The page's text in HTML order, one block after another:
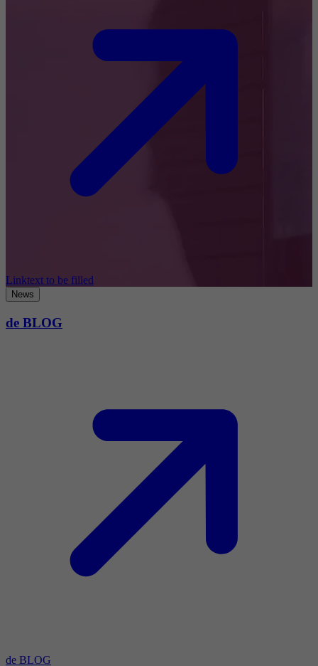
Linktext to be filled
News
de BLOG
de BLOG